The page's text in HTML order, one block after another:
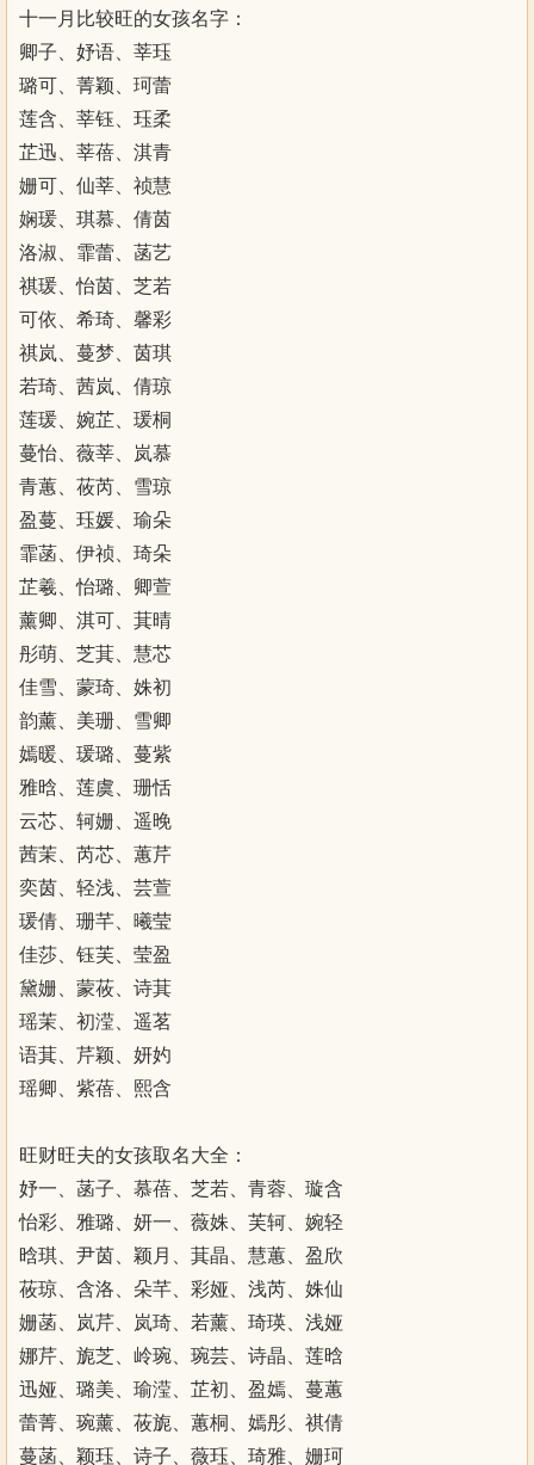
十一月比较旺的女孩名字：
卿子、妤语、莘珏
璐可、菁颖、珂蕾
莲含、莘钰、珏柔
芷迅、莘蓓、淇青
姗可、仙莘、祯慧
娴瑗、琪慕、倩茵
洛淑、霏蕾、菡艺
祺瑗、怡茵、芝若
可依、希琦、馨彩
祺岚、蔓梦、茵琪
若琦、茜岚、倩琼
莲瑗、婉芷、瑗桐
蔓怡、薇莘、岚慕
青蕙、莜芮、雪琼
盈蔓、珏媛、瑜朵
霏菡、伊祯、琦朵
芷羲、怡璐、卿萱
薰卿、淇可、萁晴
彤萌、芝萁、慧芯
佳雪、蒙琦、姝初
韵薰、美珊、雪卿
嫣暖、瑗璐、蔓紫
雅晗、莲虞、珊恬
云芯、轲姗、遥晚
茜茉、芮芯、蕙芹
奕茵、轻浅、芸萱
瑗倩、珊芊、曦莹
佳莎、钰芙、莹盈
黛姗、蒙莜、诗萁
瑶茉、初滢、遥茗
语萁、芹颖、妍妁
瑶卿、紫蓓、熙含
旺财旺夫的女孩取名大全：
妤一、菡子、慕蓓、芝若、青蓉、璇含
怡彩、雅璐、妍一、薇姝、芙轲、婉轻
晗琪、尹茵、颖月、萁晶、慧蕙、盈欣
莜琼、含洛、朵芊、彩娅、浅芮、姝仙
姗菡、岚芹、岚琦、若薰、琦瑛、浅娅
娜芹、旎芝、岭琬、琬芸、诗晶、莲晗
迅娅、璐美、瑜滢、芷初、盈嫣、蔓蕙
蕾菁、琬薰、莜旎、蕙桐、嫣彤、祺倩
蔓菡、颖珏、诗子、薇珏、琦雅、姗珂